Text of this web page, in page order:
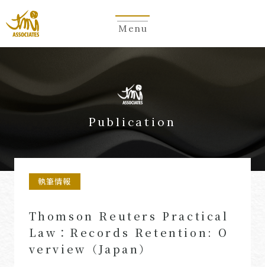
Menu
Publication
執筆情報
Thomson Reuters Practical
Law：Records Retention: O
verview（Japan）